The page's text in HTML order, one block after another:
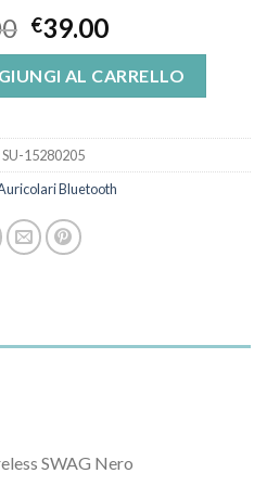
€39.00
AL CARRELLO
SU-15280205
Bluetooth
SWAG Nero